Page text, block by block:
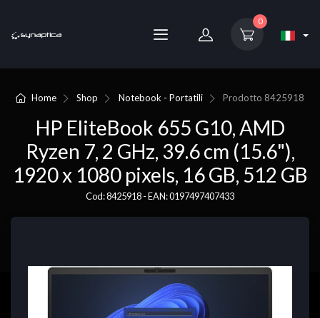
0
Home Shop Notebook - Portatili Prodotto 8425918
HP EliteBook 655 G10, AMD
Ryzen 7, 2 GHz, 39.6 cm (15.6"),
1920 x 1080 pixels, 16 GB, 512 GB
Cod: 8425918 - EAN: 0197497407433